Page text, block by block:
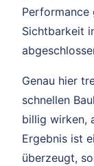
Performance
Sichtbarkeit
Genau hier
schnellen
billig wirken,
Ergebnis ist
überzeugt,